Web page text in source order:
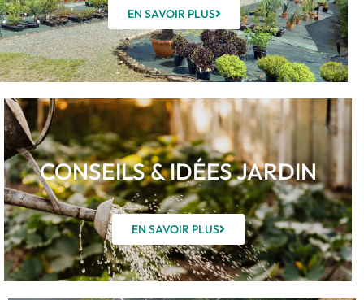
EN SAVOIR PLUS
CONSEILS & IDÉES JARDIN
EN SAVOIR PLUS